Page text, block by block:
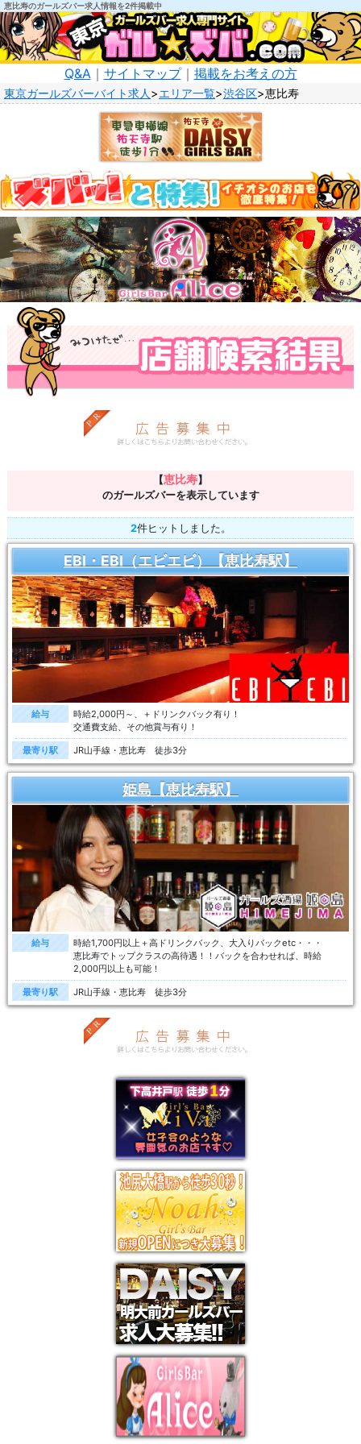
恵比寿のガールズバー求人情報を2件掲載中
Q&A ｜ サイトマップ｜ 掲載をお考えの方
東京ガールズバーバイト求人 エリア一覧 渋谷区 恵比寿
【恵比寿】
のガールズバーを表示しています
2件ヒットしました。
EBI・EBI（エビエビ）【恵比寿駅】
給与
時給2,000円～、＋ドリンクバック有り！
交通費支給、その他賞与有り！
最寄り駅 JR山手線・恵比寿 徒歩3分
姫島【恵比寿駅】
給与
時給1,700円以上＋高ドリンクバック、大入りバックetc・・・
恵比寿でトップクラスの高待遇！！バックを合わせれば、時給
2,000円以上も可能！
最寄り駅 JR山手線・恵比寿 徒歩3分